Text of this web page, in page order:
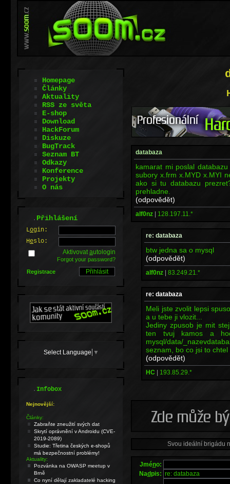
databaza
kamarat mi poslal
subory x.frm x.MYD x.MYI
ako si tu databazu
prehladne.
(odpovědět)
alf0nz | 128.197.11.*
re: databaza
btw jedna sa o mysql
(odpovědět)
alf0nz | 83.249.21.*
re: databaza
Meli jste zvolit lepsi
a u tebe ji vlozit...
Jediny zpusob je mit
ten tvuj kamos a
mysql/data/
seznam, bo co jsi to chtel
(odpovědět)
HC | 193.85.29.*
Svou ideální brigádu
Jméno:
Nadpis:
Homepage
Články
Aktuality
RSS ze světa
E-shop
Download
HackForum
Diskuze
BugTrack
Seznam BT
Odkazy
Konference
Projekty
O nás
.Přihlášení
Login:
Heslo:
Aktivovatautologin
Forgot your password?
Registrace
Select Language ▼
.Infobox
Nejnovější:
Články:
Zabraňte zneužití svých dat
Skrytí oprávnění v Androidu (CVE-
2019-2089)
Studie: Třetina českých e-shopů
má bezpečnostní problémy!
Aktuality:
Pozvánka na OWASP meetup v
Brně
Co nyní dělají zakladatelé hacking